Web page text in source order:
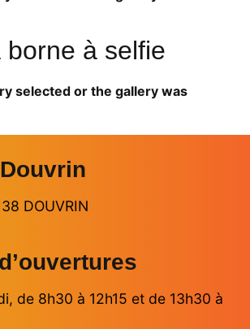
borne à selfie
selected or the gallery was
DOUVRIN
de 8h30 à 12h15 et de 13h30 à